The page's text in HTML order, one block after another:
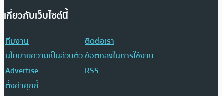
เกี่ยวกับเว็บไซต์นี้
ทีมงาน
ติดต่อเรา
นโยบายความเป็นส่วนตัวข้อตกลงในการใช้งาน
Advertise
RSS
ตั้งค่าคุกกี้